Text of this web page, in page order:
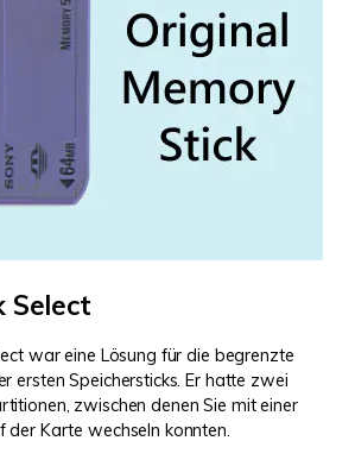
Select
war eine Lösung für die begrenzte
ersten Speichersticks. Er hatte zwei
zwischen denen Sie mit einer
der Karte wechseln konnten.